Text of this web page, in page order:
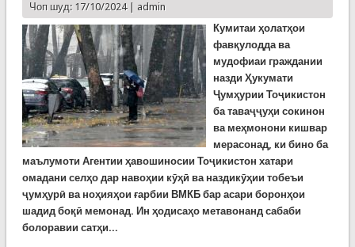
Чоп шуд: 17/10/2024 | admin
Кумитаи ҳолатҳои
фавқулодда ва
мудофиаи граждании
назди Ҳукумати
Ҷумҳурии Тоҷикистон
ба таваҷҷуҳи сокинон
ва меҳмонони кишвар
мерасонад, ки бино ба
маълумоти Агентии ҳавошиносии Тоҷикистон хатари
омадани селҳо дар навоҳии кӯҳӣ ва наздикӯҳии тобеъи
ҷумҳурӣ ва ноҳияҳои ғарбии ВМКБ бар асари боронҳои
шадид боқӣ мемонад. Ин ҳодисаҳо метавонанд сабаби
болоравии сатҳи...